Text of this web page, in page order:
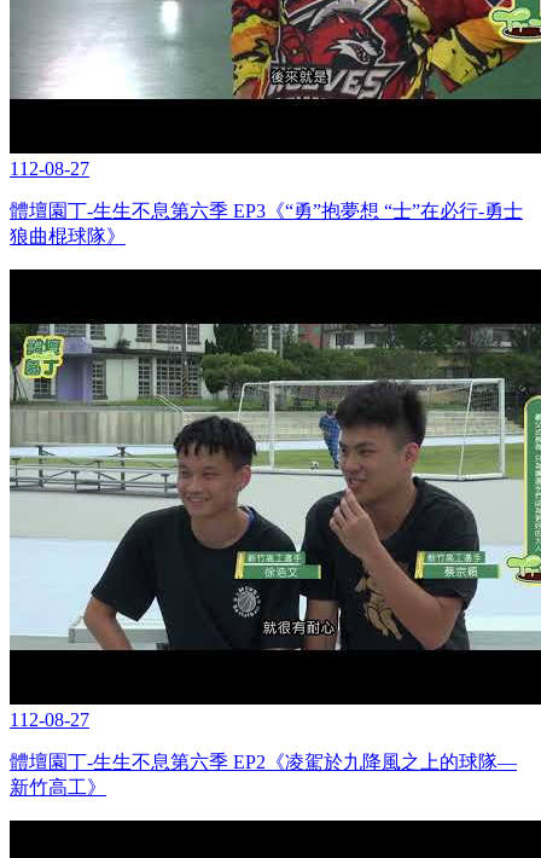
112-08-27
體壇園丁-生生不息第六季 EP3《“勇”抱夢想 “士”在必行-勇士
狼曲棍球隊》
112-08-27
體壇園丁-生生不息第六季 EP2《凌駕於九降風之上的球隊—
新竹高工》